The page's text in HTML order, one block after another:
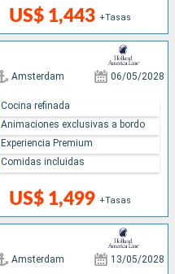
US$ 1,443 +Tasas
Amsterdam 06/05/2028
US$ 1,499 +Tasas
Cocina refinada
Animaciones exclusivas a bordo
Experiencia Premium
Comidas incluidas
Amsterdam 13/05/2028